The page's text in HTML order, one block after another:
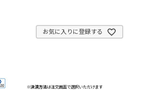
お気に入りに登録する
※決済方法は注文画面で選択いただけます